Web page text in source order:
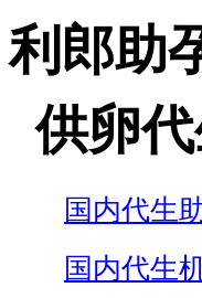
利郎助
供卵
国内代生
国内代生